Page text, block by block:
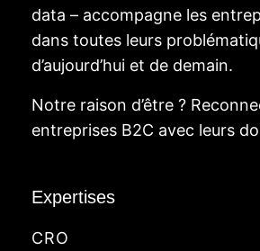
data – accompagne les
dans toutes leurs
d’aujourd’hui et de demain.
Notre raison d’être ?
entreprises B2C avec leurs
Expertises
CRO